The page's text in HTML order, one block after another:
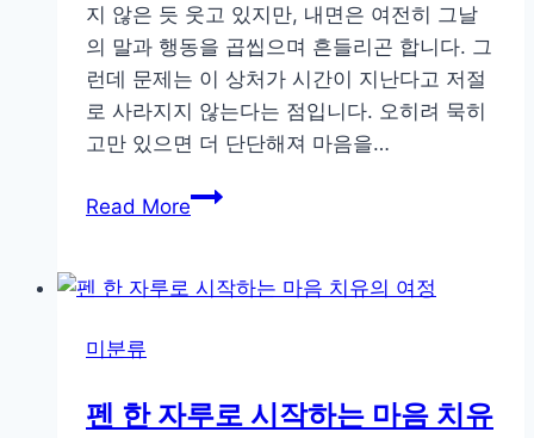
법
지 않은 듯 웃고 있지만, 내면은 여전히 그날
의 말과 행동을 곱씹으며 흔들리곤 합니다. 그
런데 문제는 이 상처가 시간이 지난다고 저절
로 사라지지 않는다는 점입니다. 오히려 묵히
고만 있으면 더 단단해져 마음을…
Read More용
통
을
미분류
펜 한 자루로 시작하는 마음 치유